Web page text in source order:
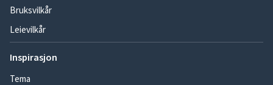
Bruksvilkår
Leievilkår
Inspirasjon
Tema